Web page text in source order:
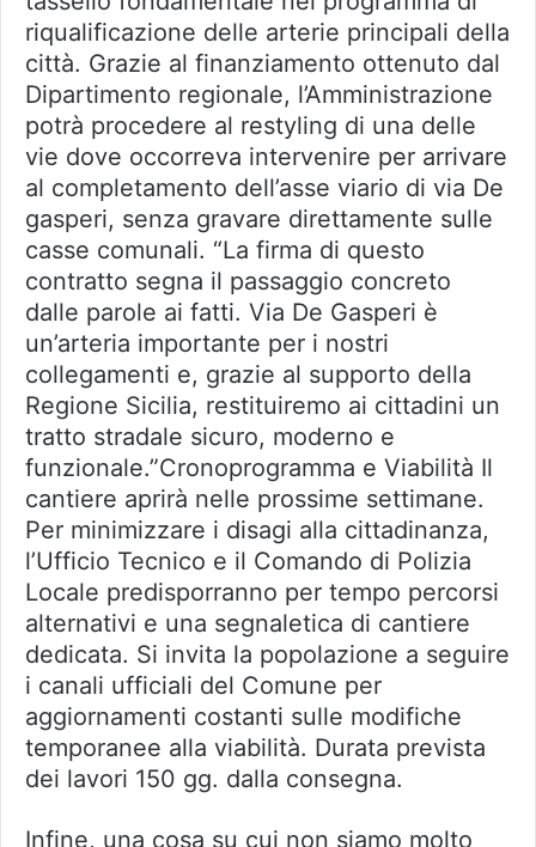
riqualificazione delle arterie principali della
città. Grazie al finanziamento ottenuto dal
Dipartimento regionale, l’Amministrazione
potrà procedere al restyling di una delle
vie dove occorreva intervenire per arrivare
al completamento dell’asse viario di via De
gasperi, senza gravare direttamente sulle
casse comunali. “La firma di questo
contratto segna il passaggio concreto
dalle parole ai fatti. Via De Gasperi è
un’arteria importante per i nostri
collegamenti e, grazie al supporto della
Regione Sicilia, restituiremo ai cittadini un
tratto stradale sicuro, moderno e
funzionale.”Cronoprogramma e Viabilità Il
cantiere aprirà nelle prossime settimane.
Per minimizzare i disagi alla cittadinanza,
l’Ufficio Tecnico e il Comando di Polizia
Locale predisporranno per tempo percorsi
alternativi e una segnaletica di cantiere
dedicata. Si invita la popolazione a seguire
i canali ufficiali del Comune per
aggiornamenti costanti sulle modifiche
temporanee alla viabilità. Durata prevista
dei lavori 150 gg. dalla consegna.
Infine, una cosa su cui non siamo molto